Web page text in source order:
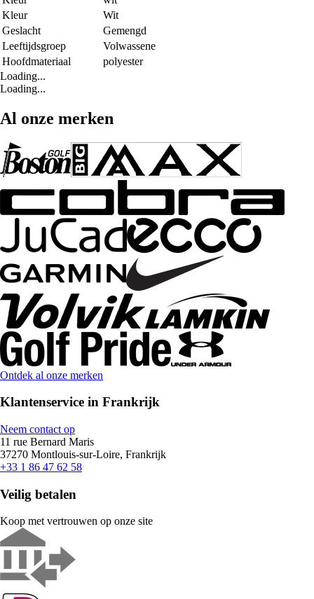
Kleur
Wit
Geslacht
Gemengd
Leeftijdsgroep
Volwassene
Hoofdmateriaal
polyester
Loading...
Loading...
Al onze merken
Ontdek al onze merken
Klantenservice in Frankrijk
Neem contact op
11 rue Bernard Maris
37270 Montlouis-sur-Loire, Frankrijk
+33 1 86 47 62 58
Veilig betalen
Koop met vertrouwen op onze site